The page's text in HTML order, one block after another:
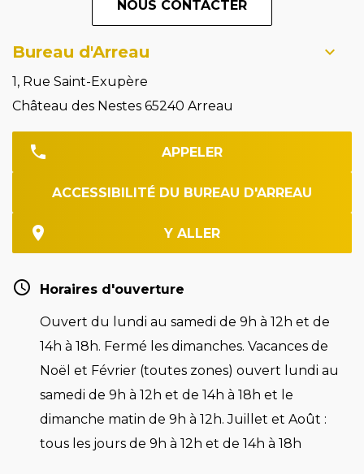
NOUS CONTACTER
Bureau d'Arreau
1, Rue Saint-Exupère
Château des Nestes 65240 Arreau
APPELER
ACCESSIBILITÉ DU BUREAU D'ARREAU
Y ALLER
Horaires d'ouverture
Ouvert du lundi au samedi de 9h à 12h et de
14h à 18h. Fermé les dimanches. Vacances de
Noël et Février (toutes zones) ouvert lundi au
samedi de 9h à 12h et de 14h à 18h et le
dimanche matin de 9h à 12h. Juillet et Août :
tous les jours de 9h à 12h et de 14h à 18h